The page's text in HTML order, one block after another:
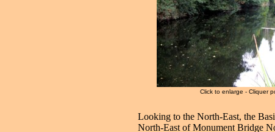
Click to enlarge - Cliquer
Looking to the North-East, the
North-East of Monument Bridge